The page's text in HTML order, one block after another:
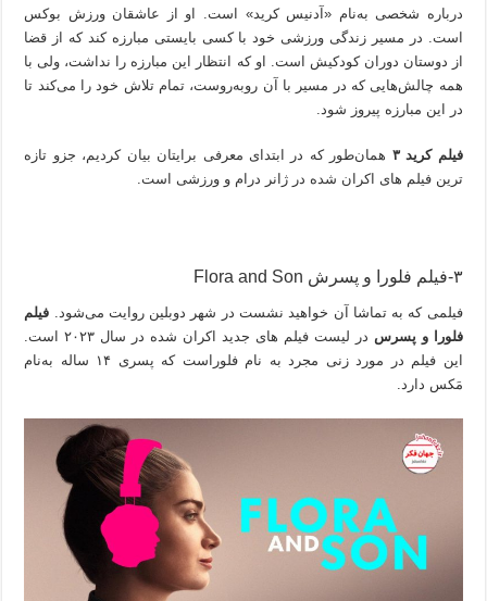
درباره شخصی به‌نام «آدنیس کرید» است. او از عاشقان ورزش بوکس
است. در مسیر زندگی ورزشی خود با کسی بایستی مبارزه کند که از قضا
از دوستان دوران کودکیش است. او که انتظار این مبارزه را نداشت، ولی با
همه چالش‌هایی که در مسیر با آن روبه‌روست، تمام تلاش خود را می‌کند تا
در این مبارزه پیروز شود.
فیلم کرید ۳
همان‌طور که در ابتدای معرفی برایتان بیان کردیم، جزو تازه
ترین فیلم های اکران شده در ژانر درام و ورزشی است.
۳-فیلم فلورا و پسرش Flora and Son
فیلمی که به تماشا آن خواهید نشست در شهر دوبلین روایت می‌شود. فیلم
فلورا و پسرس
در لیست فیلم های جدید اکران شده در سال ۲۰۲۳ است.
این فیلم در مورد زنی مجرد به نام فلوراست که پسری ۱۴ ساله به‌نام
مَکس دارد.